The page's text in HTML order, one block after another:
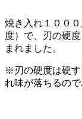
焼き入れ１００
度）で、刃の硬
まれました。
※刃の硬度は硬す
れ味が落ちるので